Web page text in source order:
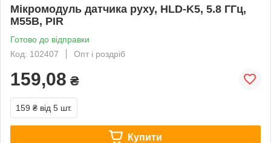
Мікромодуль датчика руху, HLD-K5, 5.8 ГГц,
M55B, PIR
Готово до відправки
Код: 102407
Опт і роздріб
159,08 ₴
159 ₴ від 5 шт.
Купити